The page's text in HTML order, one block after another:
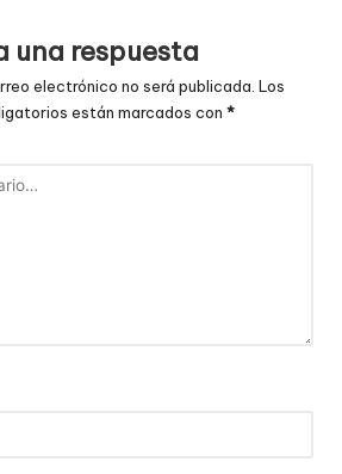
una respuesta
electrónico no será publicada. Los
están marcados con *